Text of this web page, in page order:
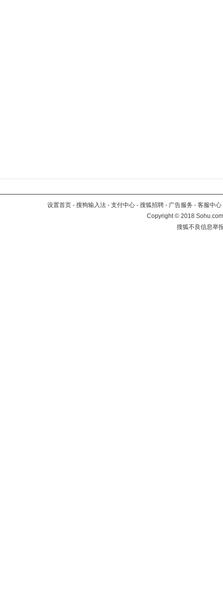
设置首页 - 搜狗输入法 - 支付中心 - 搜狐招聘 - 广告服务 - 客服中心
Copyright©2018
搜狐不良信息举